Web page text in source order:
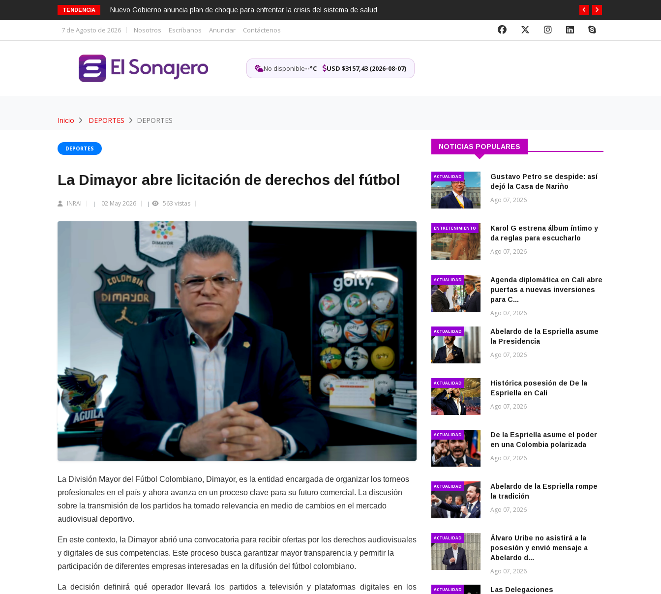
TENDENCIA Nuevo Gobierno anuncia plan de choque para enfrentar la crisis del sistema de salud
7 de Agosto de 2026 Nosotros Escríbanos Anunciar Contáctenos
No disponible--°C USD $3157,43 (2026-08-07)
Inicio DEPORTES DEPORTES
DEPORTES
La Dimayor abre licitación de derechos del fútbol
INRAI | 02 May 2026 | 563 vistas
La División Mayor del Fútbol Colombiano, Dimayor, es la entidad encargada de organizar los torneos
profesionales en el país y ahora avanza en un proceso clave para su futuro comercial. La discusión
sobre la transmisión de los partidos ha tomado relevancia en medio de cambios en el mercado
audiovisual deportivo.
En este contexto, la Dimayor abrió una convocatoria para recibir ofertas por los derechos audiovisuales
y digitales de sus competencias. Este proceso busca garantizar mayor transparencia y permitir la
participación de diferentes empresas interesadas en la difusión del fútbol colombiano.
La decisión definirá qué operador llevará los partidos a televisión y plataformas digitales en los
NOTICIAS POPULARES
ACTUALIDAD
Gustavo Petro se despide: así
dejó la Casa de Nariño
Ago 07, 2026
ENTRETENIMIENTO
Karol G estrena álbum íntimo y
da reglas para escucharlo
Ago 07, 2026
ACTUALIDAD
Agenda diplomática en Cali abre
puertas a nuevas inversiones
para C...
Ago 07, 2026
ACTUALIDAD
Abelardo de la Espriella asume
la Presidencia
Ago 07, 2026
ACTUALIDAD
Histórica posesión de De la
Espriella en Cali
Ago 07, 2026
ACTUALIDAD
De la Espriella asume el poder
en una Colombia polarizada
Ago 07, 2026
ACTUALIDAD
Abelardo de la Espriella rompe
la tradición
Ago 07, 2026
ACTUALIDAD
Álvaro Uribe no asistirá a la
posesión y envió mensaje a
Abelardo d...
Ago 07, 2026
ACTUALIDAD
Las Delegaciones